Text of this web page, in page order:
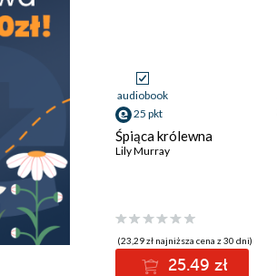
audiobook
25 pkt
Śpiąca królewna
Lily Murray
(23,29 zł najniższa cena z 30 dni)
25.49 zł